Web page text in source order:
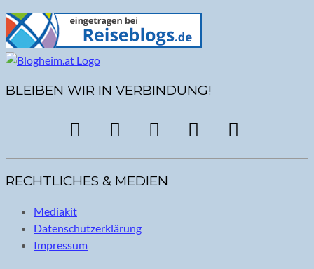
BLEIBEN WIR IN VERBINDUNG!
RECHTLICHES & MEDIEN
Mediakit
Datenschutzerklärung
Impressum